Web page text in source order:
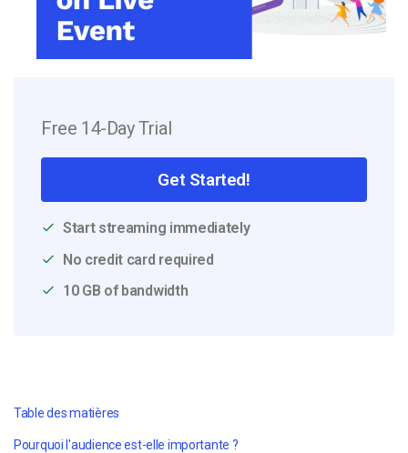
Free 14-Day Trial
Get Started!
Start streaming immediately
No credit card required
10 GB of bandwidth
Table des matières
Pourquoi l'audience est-elle importante ?